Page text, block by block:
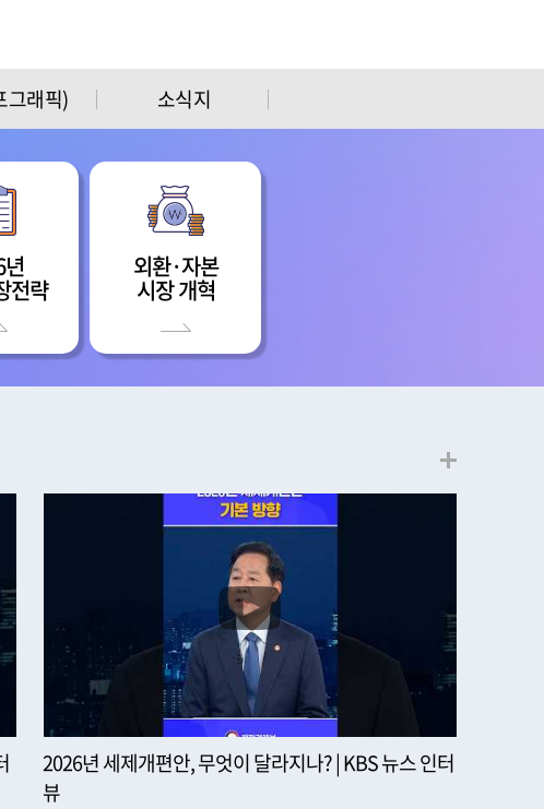
그래픽) 소식지
전략
외환·자본
시장 개혁
2026년 세제개편안, 무엇이 달라지나? | KBS 뉴스 인터
뷰